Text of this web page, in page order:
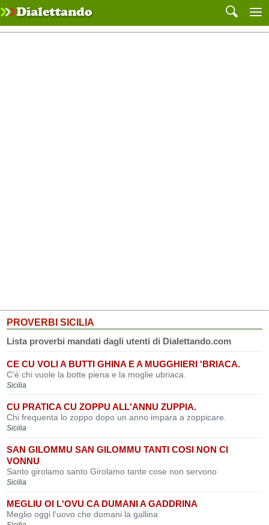
PROVERBI SICILIA
Lista proverbi mandati dagli utenti di Dialettando.com
CE CU VOLI A BUTTI GHINA E A MUGGHIERI 'BRIACA.
C'è chi vuole la botte piena e la moglie ubriaca.
Sicilia
CU PRATICA CU ZOPPU ALL'ANNU ZUPPIA.
Chi frequenta lo zoppo dopo un anno impara a zoppicare.
Sicilia
SAN GILOMMU SAN GILOMMU TANTI COSI NON CI
VONNU
Santo girolamo santo Girolamo tante cose non servono
Sicilia
MEGLIU OI L'OVU CA DUMANI A GADDRINA
Meglio oggi l'uovo che domani la gallina